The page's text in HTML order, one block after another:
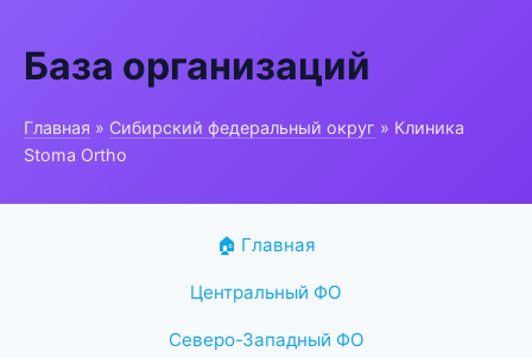
База организаций
Главная » Сибирский федеральный округ » Клиника
Stoma Ortho
🏠 Главная
Центральный ФО
Северо-Западный ФО